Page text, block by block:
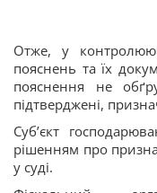
Отже, у
пояснень та їх
пояснення не
підтверджені,
Суб’єкт
рішенням про
у суді.